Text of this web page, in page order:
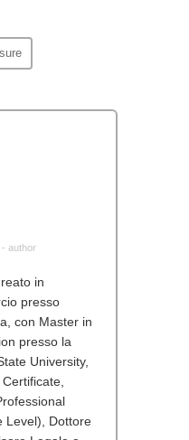
- author
in
presso
con Master in
presso la
University,
Level), Dottore